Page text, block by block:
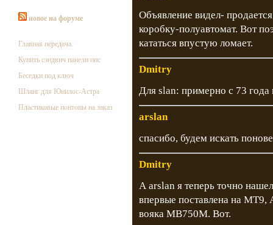
новое на форуме
Главная передача.
Купить сэндвич панели ппс
Беседки под ключ
Шланг для Юнилос-Астра
Пластиковые понтоны на заказ
Объявление видел-
коробку-полуавтомат. Вот
кататься впустую ломает.
Dmitry
Для slan: примерно с 73 года
arslan
спасибо, будем искать
Dmitry
А arslan я теперь точно
впервые поставлена на МТ9,
вояка МВ750М. Вот.